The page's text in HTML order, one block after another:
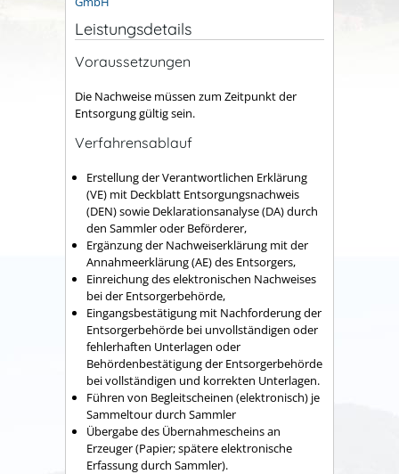
Leistungsdetails
Voraussetzungen
Die Nachweise müssen zum Zeitpunkt der
Entsorgung gültig sein.
Verfahrensablauf
Erstellung der Verantwortlichen Erklärung
(VE) mit Deckblatt Entsorgungsnachweis
(DEN) sowie Deklarationsanalyse (DA) durch
den Sammler oder Beförderer,
Ergänzung der Nachweiserklärung mit der
Annahmeerklärung (AE) des Entsorgers,
Einreichung des elektronischen Nachweises
bei der Entsorgerbehörde,
Eingangsbestätigung mit Nachforderung der
Entsorgerbehörde bei unvollständigen oder
fehlerhaften Unterlagen oder
Behördenbestätigung der Entsorgerbehörde
bei vollständigen und korrekten Unterlagen.
Führen von Begleitscheinen (elektronisch) je
Sammeltour durch Sammler
Übergabe des Übernahmescheins an
Erzeuger (Papier; spätere elektronische
Erfassung durch Sammler).